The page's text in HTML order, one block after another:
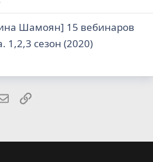
Шамоян] 15 вебинаров
1,2,3 сезон (2020)
Электронная почта
Ссылка